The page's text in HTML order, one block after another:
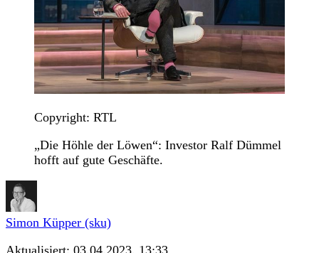
Copyright: RTL
„Die Höhle der Löwen“: Investor Ralf Dümmel
hofft auf gute Geschäfte.
Simon Küpper (sku)
Aktualisiert: 03.04.2023, 13:33